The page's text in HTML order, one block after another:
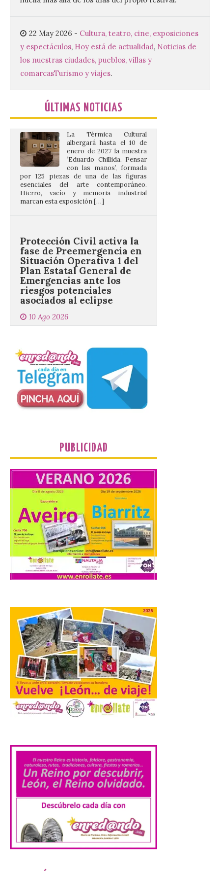
22 May 2026 - Cultura, teatro, cine, exposiciones
y espectáculos, Hoy está de actualidad, Noticias de
los nuestras ciudades, pueblos, villas y
comarcasTurismo y viajes.
ÚLTIMAS NOTICIAS
que conecta la obra de
Eduardo Chillida con el
patrimonio industrial
10 Ago 2026
albergará hasta el 10 de
enero de 2027 la muestra
con las manos’, formada
por 125 piezas de una de las figuras
esenciales del arte contemporáneo.
Hierro, vacío y memoria industrial
marcan esta exposición […]
Protección Civil activa la
Plan Estatal General de
Emergencias ante los
riesgos potenciales
asociados al eclipse
10 Ago 2026
El dispositivo se refuerza
días antes del eclipse
España de oeste a este, y
que movilizará a varios millones de
personas para disfrutar de este
acontecimiento histórico. Algunas
comunidades autónomas ya han […]
para un eclipse”, un
concierto único con
motivo del eclipse de sol
10 Ago 2026
La cita, que se celebrará el
12 de agosto en el
enlosado de la Catedral,
incluye el estreno absoluto
de una composición del
músico segoviano Geni Uñón. Turismo de
Segovia lanza el Premio Internacional de
Fotografía del Eclipse “Segovia bajo […]
València prepara un
operativo especial de
limpieza en las playas y el
punto de observación para
el eclipse solar del día 12
10 Ago 2026
El Ayuntamiento ha
coordinado este refuerzo
con el dispositivo de
seguridad, movilidad,
dispuesto un operativo extraordinario de
limpieza y recogida de residuos con
motivo […]
El Monasterio de Santa
María de Iguácel ofrece
visitas guiadas gratuitas
al durante el mes de
agosto
PUBLICIDAD